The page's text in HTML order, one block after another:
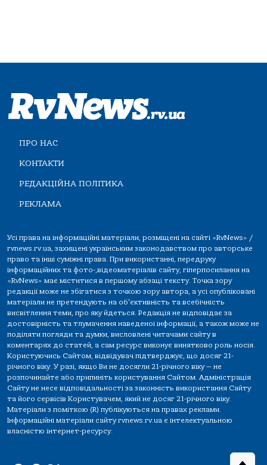
ПРО НАС
КОНТАКТИ
РЕДАКЦІЙНА ПОЛІТИКА
РЕКЛАМА
Усі права на інформаційні матеріали, розміщені на сайті «RvNews» /
rvnews.rv.ua, захищені українським законодавством про авторське
право та інші суміжні права. При використанні, передруку
інформаційних та фото-,відеоматеріалів сайту, гіперпосилання на
«RvNews» має міститися в першому абзаці тексту. Точка зору
редакції може не збігатися з точкою зору автора, а усі опубліковані
матеріали не претендують на об'єктивність та всебічність
висвітлення теми, про яку йдеться. Редакція не відповідає за
достовірність та тлумачення наведеної інформації, а також може не
поділяти погляди та думки, висловлені читачами сайту в
коментарях до статей, а сам ресурс виконує винятково роль носія.
Користуючись Сайтом, відвідувач підтверджує, що досяг 21-
річного віку. У разі, якщо Ви не досягли 21-річного віку — не
розпочинайте або припиніть користування Сайтом. Адміністрація
Сайту не несе відповідальності за законність використання Сайту
та його сервісів Користувачем, який не досяг 21-річного віку.
Матеріали з поміткою (R) публікуються на правах реклами.
Інформаційні матеріали сайту rvnews.rv.ua є інтелектуальною
власністю інтернет-ресурсу.